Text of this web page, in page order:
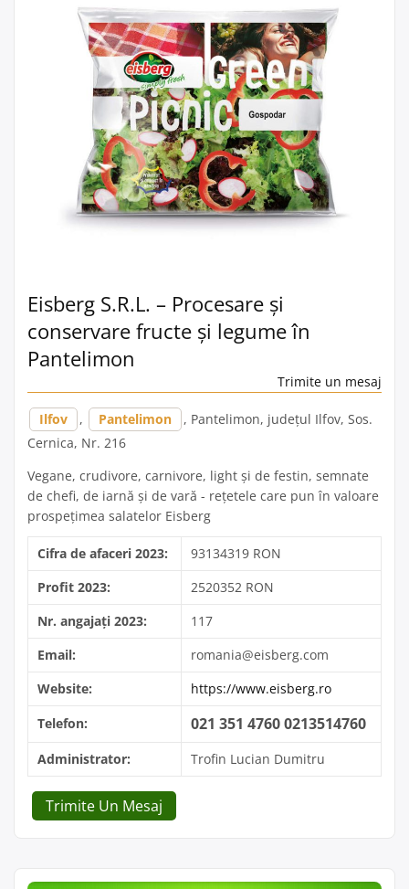
Eisberg S.R.L. – Procesare și
conservare fructe și legume în
Pantelimon
Trimite un mesaj
Ilfov , Pantelimon
, Pantelimon, județul Ilfov, Sos.
Cernica, Nr. 216
Vegane, crudivore, carnivore, light și de festin, semnate
de chefi, de iarnă și de vară - rețetele care pun în valoare
prospețimea salatelor Eisberg
Cifra de afaceri 2023:
93134319 RON
Profit 2023:
2520352 RON
Nr. angajați 2023:
117
Email:
romania@eisberg.com
Website:
https://www.eisberg.ro
Telefon:
021 351 4760 0213514760
Administrator: Trofin Lucian Dumitru
Trimite Un Mesaj